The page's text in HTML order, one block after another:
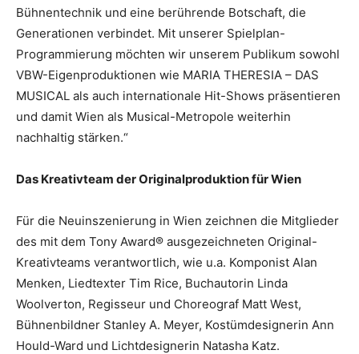
Bühnentechnik und eine berührende Botschaft, die
Generationen verbindet. Mit unserer Spielplan-
Programmierung möchten wir unserem Publikum sowohl
VBW-Eigenproduktionen wie MARIA THERESIA – DAS
MUSICAL als auch internationale Hit-Shows präsentieren
und damit Wien als Musical-Metropole weiterhin
nachhaltig stärken.“
Das Kreativteam der Originalproduktion für Wien
Für die Neuinszenierung in Wien zeichnen die Mitglieder
des mit dem Tony Award® ausgezeichneten Original-
Kreativteams verantwortlich, wie u.a. Komponist Alan
Menken, Liedtexter Tim Rice, Buchautorin Linda
Woolverton, Regisseur und Choreograf Matt West,
Bühnenbildner Stanley A. Meyer, Kostümdesignerin Ann
Hould-Ward und Lichtdesignerin Natasha Katz.